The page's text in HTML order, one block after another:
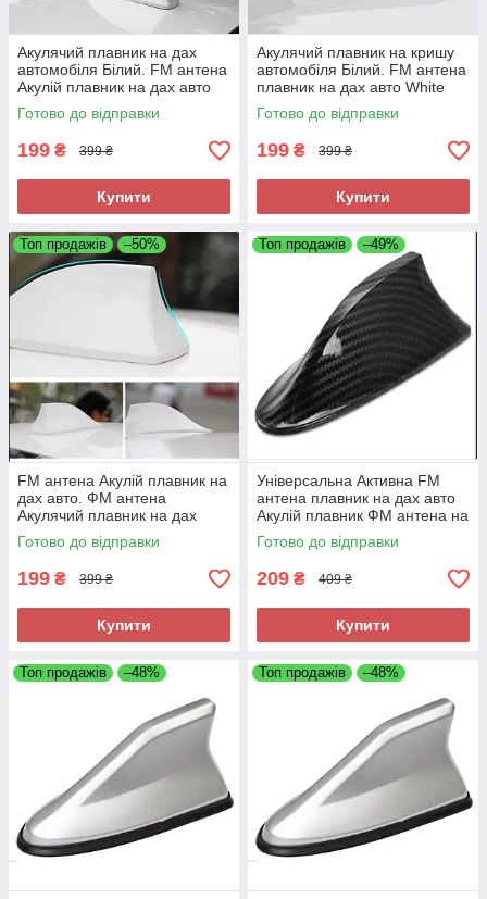
Акулячий плавник на дах
автомобіля Білий. FM антена
Акулій плавник на дах авто
White
Готово до відправки
199 ₴ 399 ₴
Купити
Акулячий плавник на кришу
автомобіля Білий. FM антена
плавник на дах авто White
Готово до відправки
199 ₴ 399 ₴
Купити
Топ продажів –50%
FM антена Акулій плавник на
дах авто. ФМ антена
Акулячий плавник на дах
автомобіля Білий
FProfessional
Готово до відправки
199 ₴ 399 ₴
Купити
Топ продажів –49%
Універсальна Активна FM
антена плавник на дах авто
Акулій плавник ФМ антена на
дах авто Чорний Carbon
Готово до відправки
209 ₴ 409 ₴
Купити
Топ продажів –48% Топ продажів –48%